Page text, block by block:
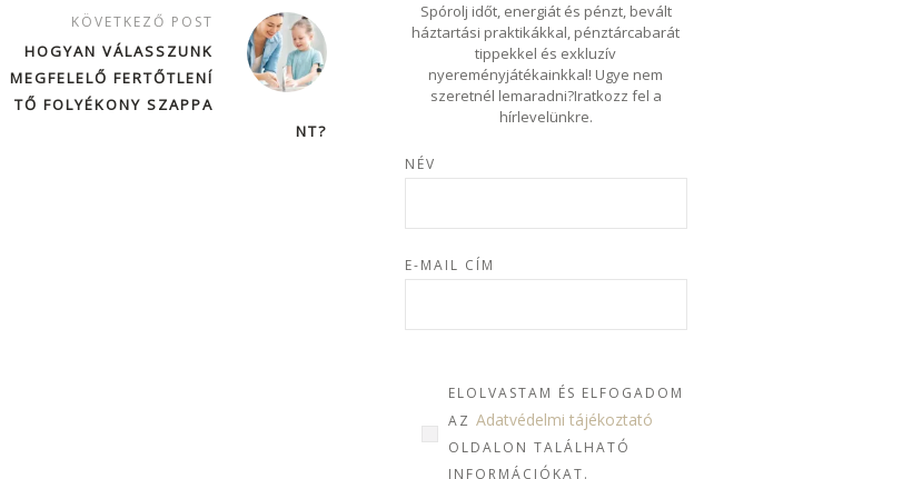
KÖVETKEZŐ POST
HOGYAN VÁLASSZUNK
MEGFELELŐ FERTŐTLENÍ
TŐ FOLYÉKONY SZAPPA
NT?
Spórolj időt, energiát és pénzt, bevált
háztartási praktikákkal, pénztárcabarát
tippekkel és exkluzív
nyereményjátékainkkal! Ugye nem
szeretnél lemaradni?Iratkozz fel a
hírlevelünkre.
NÉV
E-MAIL CÍM
ELOLVASTAM ÉS ELFOGADOM
AZ Adatvédelmi tájékoztató
OLDALON TALÁLHATÓ
INFORMÁCIÓKAT.